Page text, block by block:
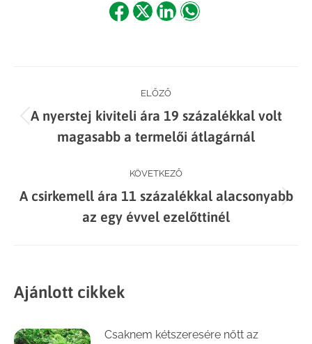
ShareShareShareShare
navigation
ELŐZŐ
Previous
post:
A nyerstej kiviteli ára 19 százalékkal volt
magasabb a termelői átlagárnál
KÖVETKEZŐ
Next
post:
A csirkemell ára 11 százalékkal alacsonyabb
az egy évvel ezelőttinél
Ajánlott cikkek
Csaknem kétszeresére nőtt az